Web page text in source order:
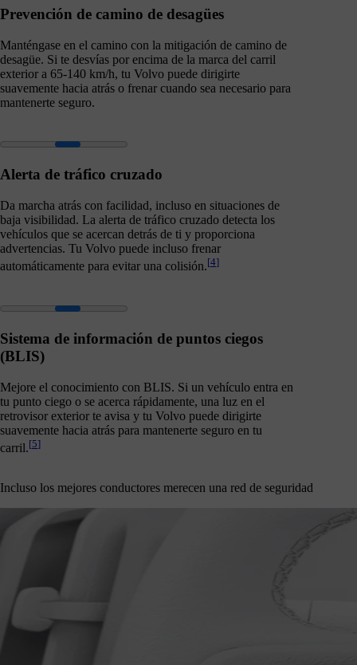
Prevención de camino de desagües
Manténgase en el camino con la mitigación de camino de
desagüe. Si te desvías por encima de la marca del carril
exterior a 65-140 km/h, tu Volvo puede dirigirte
suavemente hacia atrás o frenar cuando sea necesario para
mantenerte seguro.
Alerta de tráfico cruzado
Da marcha atrás con facilidad, incluso en situaciones de
baja visibilidad. La alerta de tráfico cruzado detecta los
vehículos que se acercan detrás de ti y proporciona
advertencias. Tu Volvo puede incluso frenar
automáticamente para evitar una colisión.[4]
Sistema de información de puntos ciegos
(BLIS)
Mejore el conocimiento con BLIS. Si un vehículo entra en
tu punto ciego o se acerca rápidamente, una luz en el
retrovisor exterior te avisa y tu Volvo puede dirigirte
suavemente hacia atrás para mantenerte seguro en tu
carril.[5]
Incluso los mejores conductores merecen una red de seguridad